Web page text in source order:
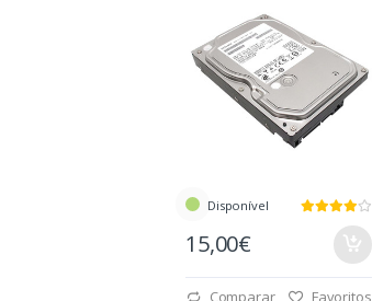
Disponível
15,00€
Comparar Favoritos